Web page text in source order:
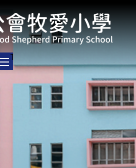
Toggle main menu visibility